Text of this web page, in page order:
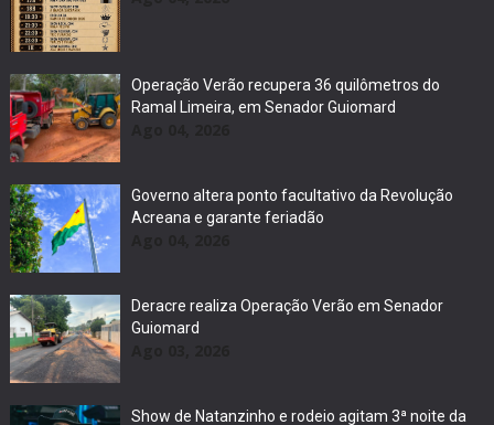
Operação Verão recupera 36 quilômetros do
Ramal Limeira, em Senador Guiomard
Governo altera ponto facultativo da Revolução
Acreana e garante feriadão
Deracre realiza Operação Verão em Senador
Guiomard
Show de Natanzinho e rodeio agitam 3ª noite da